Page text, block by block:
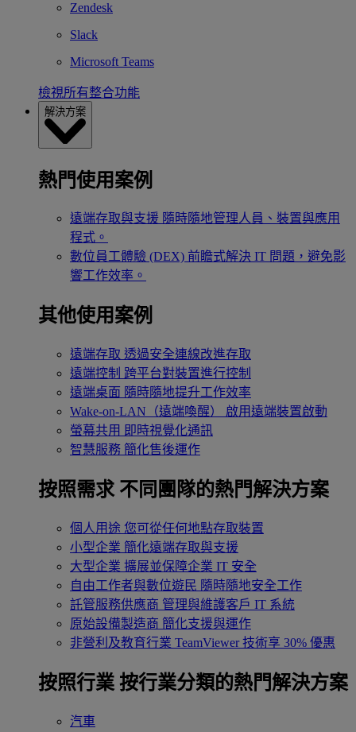
Zendesk
Slack
Microsoft Teams
檢視所有整合功能
解決方案
熱門使用案例
遠端存取與支援 隨時隨地管理人員、裝置與應用
程式。
數位員工體驗 (DEX) 前瞻式解決 IT 問題，避免影
響工作效率。
其他使用案例
遠端存取 透過安全連線改進存取
遠端控制 跨平台對裝置進行控制
遠端桌面 隨時隨地提升工作效率
Wake-on-LAN（遠端喚醒）
啟用遠端裝置啟動
螢幕共用 即時視覺化通訊
智慧服務 簡化售後運作
按照需求 不同團隊的熱門解決方案
個人用途 您可從任何地點存取裝置
小型企業 簡化遠端存取與支援
大型企業 擴展並保障企業 IT 安全
自由工作者與數位遊民 隨時隨地安全工作
託管服務供應商 管理與維護客戶 IT 系統
原始設備製造商 簡化支援與運作
非營利及教育行業 TeamViewer 技術享 30% 優惠
按照行業 按行業分類的熱門解決方案
汽車